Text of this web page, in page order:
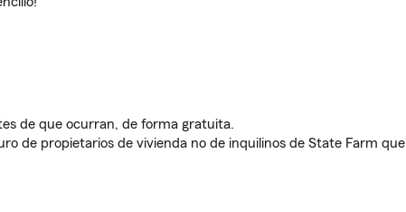
de que ocurran, de forma gratuita.
de propietarios de vivienda no de inquilinos de State Farm que